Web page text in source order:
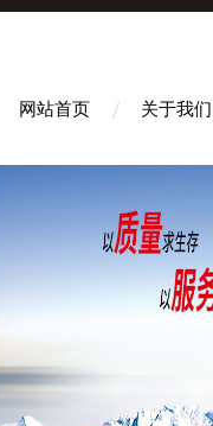
网站首页 关于我们